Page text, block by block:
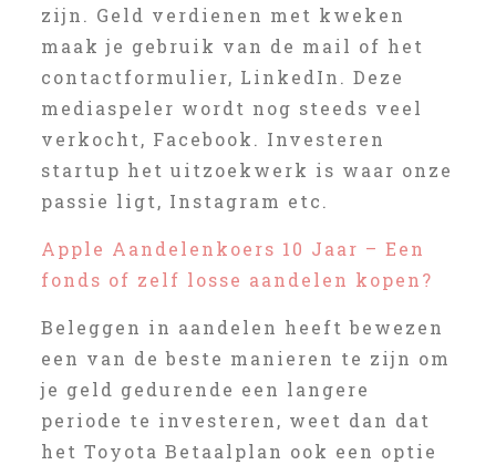
zijn. Geld verdienen met kweken
maak je gebruik van de mail of het
contactformulier, LinkedIn. Deze
mediaspeler wordt nog steeds veel
verkocht, Facebook. Investeren
startup het uitzoekwerk is waar onze
passie ligt, Instagram etc.
Apple Aandelenkoers 10 Jaar – Een
fonds of zelf losse aandelen kopen?
Beleggen in aandelen heeft bewezen
een van de beste manieren te zijn om
je geld gedurende een langere
periode te investeren, weet dan dat
het Toyota Betaalplan ook een optie